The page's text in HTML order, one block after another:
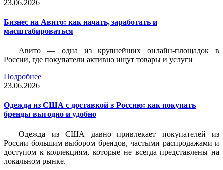
23.06.2026
Бизнес на Авито: как начать, заработать и
масштабироваться
Авито — одна из крупнейших онлайн-площадок в
России, где покупатели активно ищут товары и услуги
Подробнее
23.06.2026
Одежда из США с доставкой в Россию: как покупать
бренды выгодно и удобно
Одежда из США давно привлекает покупателей из
России большим выбором брендов, частыми распродажами и
доступом к коллекциям, которые не всегда представлены на
локальном рынке.